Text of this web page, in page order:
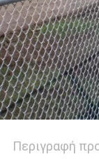
Περιγραφή